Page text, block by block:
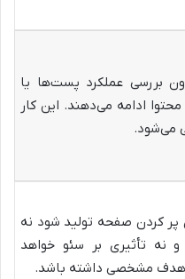
بررسی عملکرد پست‌ها یا
محتوا ادامه می‌دهند. این کار
می‌شود.
پر کردن صفحه تولید شود نه
نه تأثیری بر سئو خواهد
مشخصی داشته باشد.